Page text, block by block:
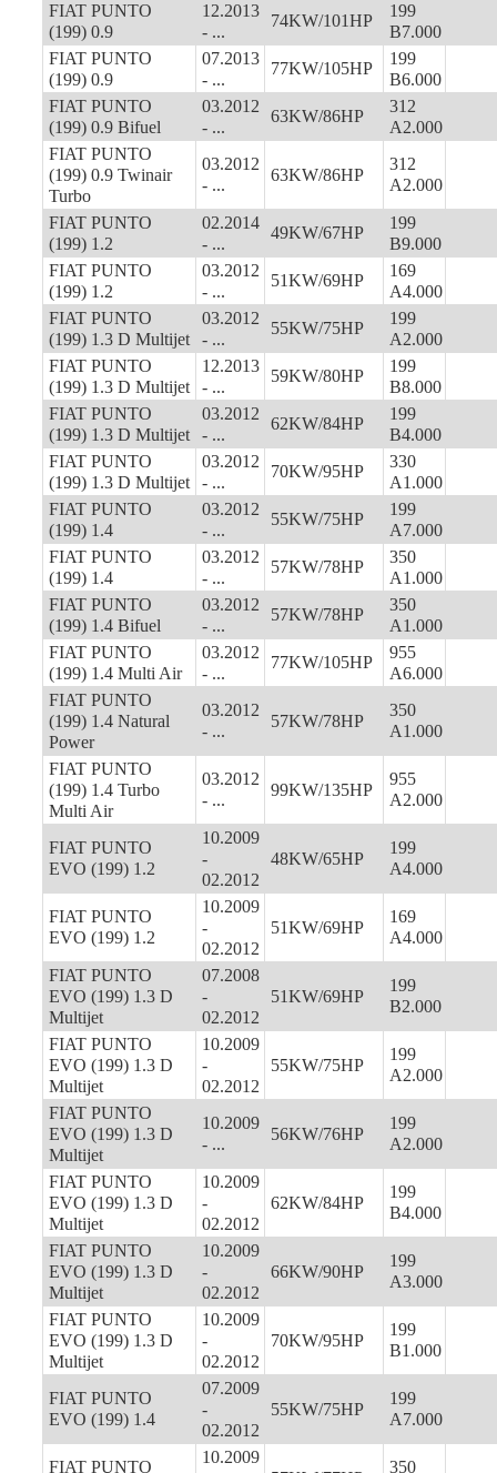
FIAT PUNTO
(199) 0.9
12.2013
- ...
74KW/101HP
199
B7.000
FIAT PUNTO
(199) 0.9
07.2013
- ...
77KW/105HP
199
B6.000
FIAT PUNTO
(199) 0.9 Bifuel
03.2012
- ...
63KW/86HP
312
A2.000
FIAT PUNTO
(199) 0.9 Twinair
Turbo
03.2012
- ...
63KW/86HP
312
A2.000
FIAT PUNTO
(199) 1.2
02.2014
- ...
49KW/67HP
199
B9.000
FIAT PUNTO
(199) 1.2
03.2012
- ...
51KW/69HP
169
A4.000
FIAT PUNTO
(199) 1.3 D Multijet
03.2012
- ...
55KW/75HP
199
A2.000
FIAT PUNTO
(199) 1.3 D Multijet
12.2013
- ...
59KW/80HP
199
B8.000
FIAT PUNTO
(199) 1.3 D Multijet
03.2012
- ...
62KW/84HP
199
B4.000
FIAT PUNTO
(199) 1.3 D Multijet
03.2012
- ...
70KW/95HP
330
A1.000
FIAT PUNTO
(199) 1.4
03.2012
- ...
55KW/75HP
199
A7.000
FIAT PUNTO
(199) 1.4
03.2012
- ...
57KW/78HP
350
A1.000
FIAT PUNTO
(199) 1.4 Bifuel
03.2012
- ...
57KW/78HP
350
A1.000
FIAT PUNTO
(199) 1.4 Multi Air
03.2012
- ...
77KW/105HP
955
A6.000
FIAT PUNTO
(199) 1.4 Natural
Power
03.2012
- ...
57KW/78HP
350
A1.000
FIAT PUNTO
(199) 1.4 Turbo
Multi Air
03.2012
- ...
99KW/135HP
955
A2.000
FIAT PUNTO
EVO (199) 1.2
10.2009
-
02.2012
48KW/65HP
199
A4.000
FIAT PUNTO
EVO (199) 1.2
10.2009
-
02.2012
51KW/69HP
169
A4.000
FIAT PUNTO
EVO (199) 1.3 D
Multijet
07.2008
-
02.2012
51KW/69HP
199
B2.000
FIAT PUNTO
EVO (199) 1.3 D
Multijet
10.2009
-
02.2012
55KW/75HP
199
A2.000
FIAT PUNTO
EVO (199) 1.3 D
Multijet
10.2009
- ...
56KW/76HP
199
A2.000
FIAT PUNTO
EVO (199) 1.3 D
Multijet
10.2009
-
02.2012
62KW/84HP
199
B4.000
FIAT PUNTO
EVO (199) 1.3 D
Multijet
10.2009
-
02.2012
66KW/90HP
199
A3.000
FIAT PUNTO
EVO (199) 1.3 D
Multijet
10.2009
-
02.2012
70KW/95HP
199
B1.000
FIAT PUNTO
EVO (199) 1.4
07.2009
-
02.2012
55KW/75HP
199
A7.000
FIAT PUNTO
10.2009
350